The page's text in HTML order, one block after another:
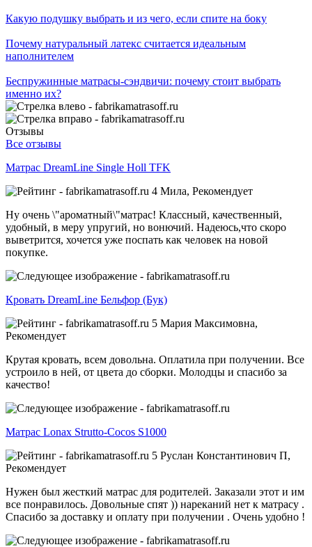
Какую подушку выбрать и из чего, если спите на боку
Почему натуральный латекс считается идеальным
наполнителем
Беспружинные матрасы‑сэндвичи: почему стоит выбрать
именно их?
Отзывы
Все отзывы
Матрас DreamLine Single Holl TFK
4 Мила, Рекомендует
Ну очень \"ароматный\"матрас! Классный, качественный,
удобный, в меру упругий, но вонючий. Надеюсь,что скоро
выветрится, хочется уже поспать как человек на новой
покупке.
Кровать DreamLine Бельфор (Бук)
5 Мария Максимовна,
Рекомендует
Крутая кровать, всем довольна. Оплатила при получении. Все
устроило в ней, от цвета до сборки. Молодцы и спасибо за
качество!
Матрас Lonax Strutto-Cocos S1000
5 Руслан Константинович П,
Рекомендует
Нужен был жесткий матрас для родителей. Заказали этот и им
все понравилось. Довольные спят )) нареканий нет к матрасу .
Спасибо за доставку и оплату при получении . Очень удобно !